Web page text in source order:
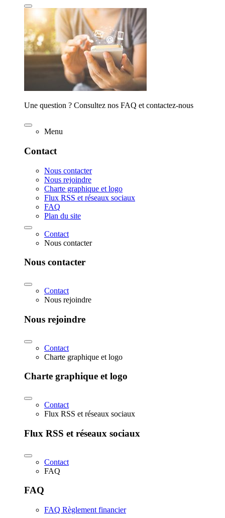
Une question ? Consultez nos FAQ et contactez-nous
Menu
Contact
Nous contacter
Nous rejoindre
Charte graphique et logo
Flux RSS et réseaux sociaux
FAQ
Plan du site
Contact
Nous contacter
Nous contacter
Contact
Nous rejoindre
Nous rejoindre
Contact
Charte graphique et logo
Charte graphique et logo
Contact
Flux RSS et réseaux sociaux
Flux RSS et réseaux sociaux
Contact
FAQ
FAQ
FAQ Règlement financier